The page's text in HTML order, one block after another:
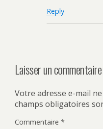
Reply
Laisser un commentaire
Votre adresse e-mail
champs obligatoires
Commentaire *